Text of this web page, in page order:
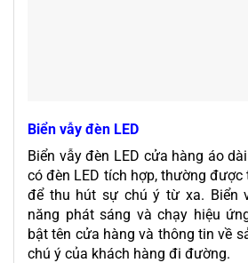
Biển vẫy đèn LED
Biển vẫy đèn LED cửa hàng áo
có đèn LED tích hợp, thường
để thu hút sự chú ý từ xa. Biển
năng phát sáng và chạy hiệu
bật tên cửa hàng và thông tin về
chú ý của khách hàng đi đường.